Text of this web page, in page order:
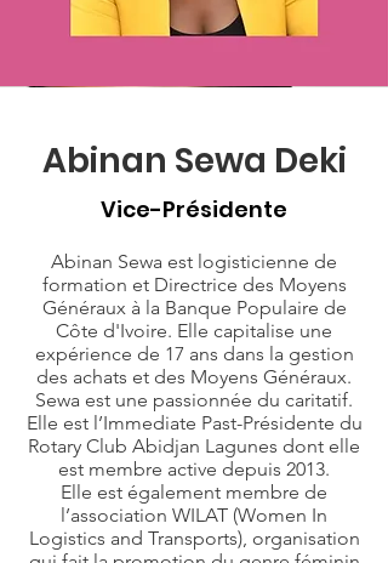
Abinan Sewa Deki
Vice-Présidente
Abinan Sewa est logisticienne de
formation et Directrice des Moyens
Généraux à la Banque Populaire de
Côte d'Ivoire. Elle capitalise une
expérience de 17 ans dans la gestion
des achats et des Moyens Généraux.
Sewa est une passionnée du caritatif.
Elle est l’Immediate Past-Présidente du
Rotary Club Abidjan Lagunes dont elle
est membre active depuis 2013.
Elle est également membre de
l’association WILAT (Women In
Logistics and Transports), organisation